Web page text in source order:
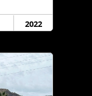
2022